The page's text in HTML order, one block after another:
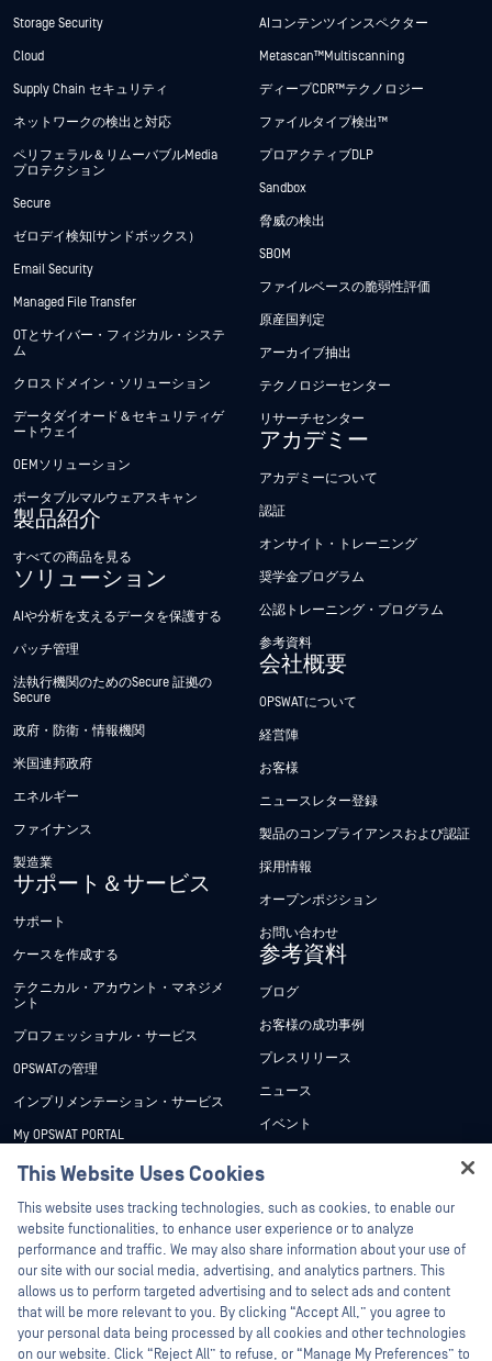
Storage Security
Cloud
Supply Chain セキュリティ
ネットワークの検出と対応
ペリフェラル＆リムーバブルMedia
プロテクション
Secure
ゼロデイ検知(サンドボックス）
Email Security
Managed File Transfer
OTとサイバー・フィジカル・システ
ム
クロスドメイン・ソリューション
データダイオード＆セキュリティゲ
ートウェイ
OEMソリューション
ポータブルマルウェアスキャン
製品紹介
すべての商品を見る
ソリューション
AIや分析を支えるデータを保護する
パッチ管理
法執行機関のためのSecure 証拠の
Secure
政府・防衛・情報機関
米国連邦政府
エネルギー
ファイナンス
製造業
サポート＆サービス
サポート
ケースを作成する
テクニカル・アカウント・マネジメ
ント
プロフェッショナル・サービス
OPSWATの管理
インプリメンテーション・サービス
My OPSWAT PORTAL
技術文書
トレーニング
脆弱性対策プログラム
パートナー
認証
テクノロジー・パートナー
AIコンテンツインスペクター
Metascan™ Multiscanning
ディープCDR™テクノロジー
ファイルタイプ検出™
プロアクティブDLP
Sandbox
脅威の検出
SBOM
ファイルベースの脆弱性評価
原産国判定
アーカイブ抽出
テクノロジーセンター
リサーチセンター
アカデミー
アカデミーについて
認証
オンサイト・トレーニング
奨学金プログラム
公認トレーニング・プログラム
参考資料
会社概要
OPSWATについて
経営陣
お客様
ニュースレター登録
製品のコンプライアンスおよび認証
採用情報
オープンポジション
お問い合わせ
参考資料
ブログ
お客様の成功事例
プレスリリース
ニュース
イベント
ホワイトペーパー
無料ツール
This Website Uses Cookies
This website uses tracking technologies, such as cookies, to enable our
website functionalities, to enhance user experience or to analyze
performance and traffic. We may also share information about your use of
our site with our social media, advertising, and analytics partners. This
allows us to perform targeted advertising and to select ads and content
that will be more relevant to you. By clicking “Accept All,” you agree to
your personal data being processed by all cookies and other technologies
on our website. Click “Reject All” to refuse, or “Manage My Preferences” to
Hey there!
I'm Ozzy, your OPSWAT virtual assistant.
How can I help you secure what's critical
today?